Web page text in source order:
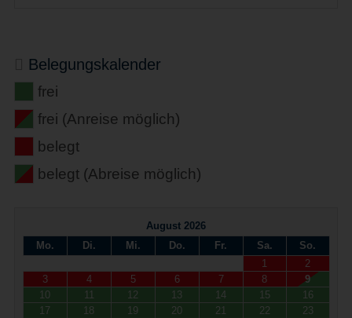
Belegungskalender
frei
frei (Anreise möglich)
belegt
belegt (Abreise möglich)
August 2026
Mo.
Di. Mi. Do. Fr. Sa.
So.
1
2
3
4 5 6 7 8
9
10
11 12 13 14 15
16
17
18 19 20 21 22
23